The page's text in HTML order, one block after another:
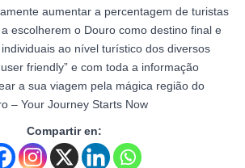
aumentar a percentagem de turistas
escolherem o Douro como destino final e
ao nível turístico dos diversos
friendly” e com toda a informação
a sua viagem pela mágica região do
– Your Journey Starts Now
Compartir en: